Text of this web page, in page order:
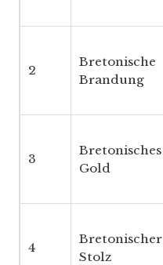
2
Bretonische
Brandung
3
Bretonisches
Gold
4
Bretonischer
Stolz